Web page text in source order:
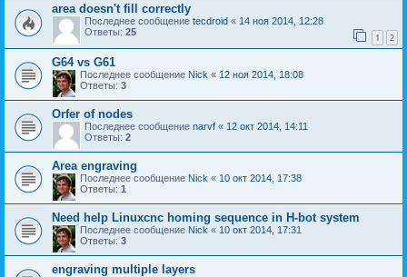
area doesn't fill correctly
Последнее сообщение tecdroid « 14 ноя 2014, 12:28
Ответы: 25 1 2
G64 vs G61
Последнее сообщение Nick « 12 ноя 2014, 18:08
Ответы: 3
Orfer of nodes
Последнее сообщение narvf « 12 окт 2014, 14:11
Ответы: 2
Area engraving
Последнее сообщение Nick « 10 окт 2014, 17:38
Ответы: 1
Need help Linuxcnc homing sequence in H-bot system
Последнее сообщение Nick « 10 окт 2014, 17:31
Ответы: 3
engraving multiple layers